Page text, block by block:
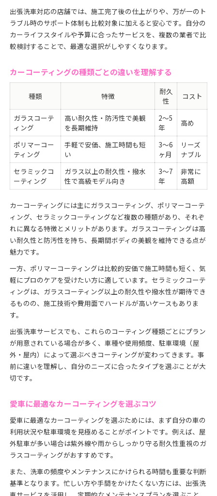
出張洗車対応の店舗では、施工完了後の仕上がりや、万が一のト
ラブル時のサポート体制も比較対象に加えると安心です。自分の
カーライフスタイルや予算に合ったサービスを、複数の業者で比
較検討することで、最適な選択がしやすくなります。
カーコーティングの種類ごとの違いを理解する
種類 特徴
耐久
性
コスト
ガラスコーテ
ィング
高い耐久性・防汚性で美観
を長期維持
2～5
年
高め
ポリマーコー
ティング
手軽で安価、施工時間も短
い
3～6
ヶ月
リーズ
ナブル
セラミックコ
ーティング
ガラス以上の耐久性・撥水
性で高級モデル向き
3～7
年
非常に
高額
カーコーティングには主にガラスコーティング、ポリマーコーテ
ィング、セラミックコーティングなど複数の種類があり、それぞ
れに異なる特徴とメリットがあります。ガラスコーティングは高
い耐久性と防汚性を持ち、長期間ボディの美観を維持できる点が
魅力です。
一方、ポリマーコーティングは比較的安価で施工時間も短く、気
軽にプロのケアを受けたい方に適しています。セラミックコーテ
ィングは、ガラスコーティング以上の耐久性や撥水性が期待でき
るものの、施工技術や費用面でハードルが高いケースもありま
す。
出張洗車サービスでも、これらのコーティング種類ごとにプラン
が用意されている場合が多く、車種や使用頻度、駐車環境（屋
外・屋内）によって選ぶべきコーティングが変わってきます。事
前に違いを理解し、自分のニーズに合ったタイプを選ぶことが大
切です。
愛車に最適なカーコーティングを選ぶコツ
愛車に最適なカーコーティングを選ぶためには、まず自分の車の
利用状況や駐車環境を見極めることがポイントです。例えば、屋
外駐車が多い場合は紫外線や雨からしっかり守る耐久性重視のガ
ラスコーティングがおすすめです。
また、洗車の頻度やメンテナンスにかけられる時間も重要な判断
基準となります。忙しい方や手間をかけたくない方には、出張洗